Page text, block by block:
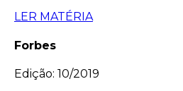
LER MATÉRIA
Forbes
Edição: 10/2019